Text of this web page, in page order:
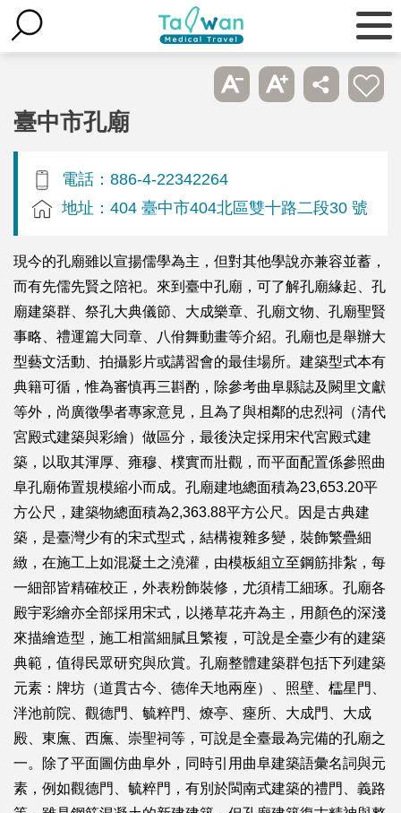
臺中市孔廟
電話：886-4-22342264
地址：404 臺中市404北區雙十路二段30 號
現今的孔廟雖以宣揚儒學為主，但對其他學說亦兼容並蓄，
而有先儒先賢之陪祀。來到臺中孔廟，可了解孔廟緣起、孔
廟建築群、祭孔大典儀節、大成樂章、孔廟文物、孔廟聖賢
事略、禮運篇大同章、八佾舞動畫等介紹。孔廟也是舉辦大
型藝文活動、拍攝影片或講習會的最佳場所。建築型式本有
典籍可循，惟為審慎再三斟酌，除參考曲阜縣誌及闕里文獻
等外，尚廣徵學者專家意見，且為了與相鄰的忠烈祠（清代
宮殿式建築與彩繪）做區分，最後決定採用宋代宮殿式建
築，以取其渾厚、雍穆、樸實而壯觀，而平面配置係參照曲
阜孔廟佈置規模縮小而成。孔廟建地總面積為23,653.20平
方公尺，建築物總面積為2,363.88平方公尺。因是古典建
築，是臺灣少有的宋式型式，結構複雜多變，裝飾繁疊細
緻，在施工上如混凝土之澆灌，由模板組立至鋼筋排紮，每
一細部皆精確校正，外表粉飾裝修，尤須棈工細琢。孔廟各
殿宇彩繪亦全部採用宋式，以捲草花卉為主，用顏色的深淺
來描繪造型，施工相當細膩且繁複，可說是全臺少有的建築
典範，值得民眾研究與欣賞。孔廟整體建築群包括下列建築
元素：牌坊（道貫古今、德侔天地兩座）、照壁、櫺星門、
泮池前院、觀德門、毓粹門、燎亭、瘞所、大成門、大成
殿、東廡、西廡、崇聖祠等，可說是全臺最為完備的孔廟之
一。除了平面圖仿曲阜外，同時引用曲阜建築語彙名詞與元
素，例如觀德門、毓粹門，有別於閩南式建築的禮門、義路